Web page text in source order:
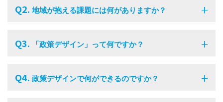
Q2.地域が抱える課題には何がありますか？
Q3. 「政策デザイン」って何ですか？
Q4. 政策デザインで何ができるのですか？